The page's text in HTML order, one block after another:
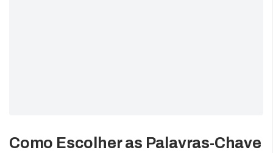
Como Escolher as Palavras-Chave